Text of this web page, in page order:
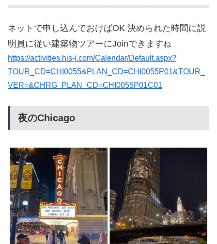
ネットで申し込んでおけばOK 決められた時間に説
明員に従い建築物ツアーにJoinできますね
https://activities.his-j.com/Calendar/Default.aspx?
TOUR_CD=CHI0055&PLAN_CD=CHI0055P01&TOUR_
VER=&CHRG_PLAN_CD=CHI0055P01C01
夜のChicago